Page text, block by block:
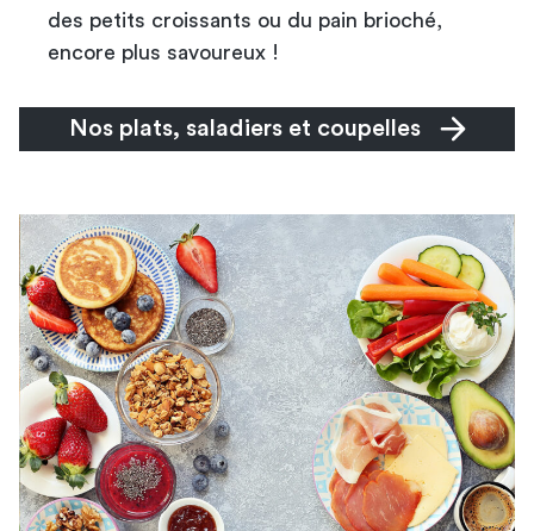
des petits croissants ou du pain brioché,
encore plus savoureux !
Nos plats, saladiers et coupelles